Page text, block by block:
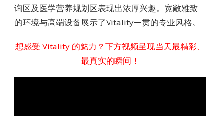
询区及医学营养规划区表现出浓厚兴趣。宽敞雅致
的环境与高端设备展示了Vitality一贯的专业风格。
想感受 Vitality 的魅力？下方视频呈现当天最精彩、
最真实的瞬间！